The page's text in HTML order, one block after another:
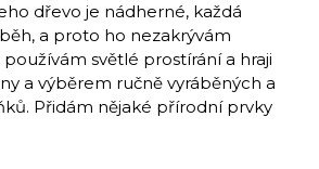
dřevo je nádherné, každá
a proto ho nezakrývám
světlé prostírání a hraji
a výběrem ručně vyráběných a
Přidám nějaké přírodní prvky